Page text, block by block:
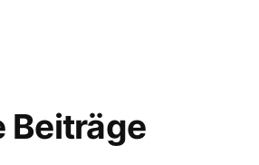
been
Beiträge